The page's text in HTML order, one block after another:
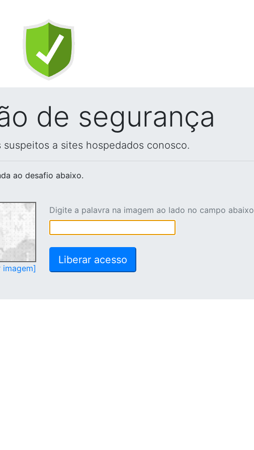
de segurança
a sites hospedados conosco.
ao desafio abaixo.
Digite a palavra na imagem ao lado no campo abaixo